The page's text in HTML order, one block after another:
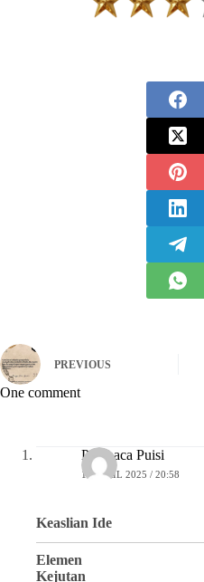
PREVIOUS
One comment
Pembaca Puisi
16 APRIL 2025 / 20:58
Keaslian Ide
Elemen
Kejutan